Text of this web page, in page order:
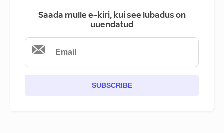
Saada mulle e-kiri, kui see lubadus on
uuendatud
SUBSCRIBE